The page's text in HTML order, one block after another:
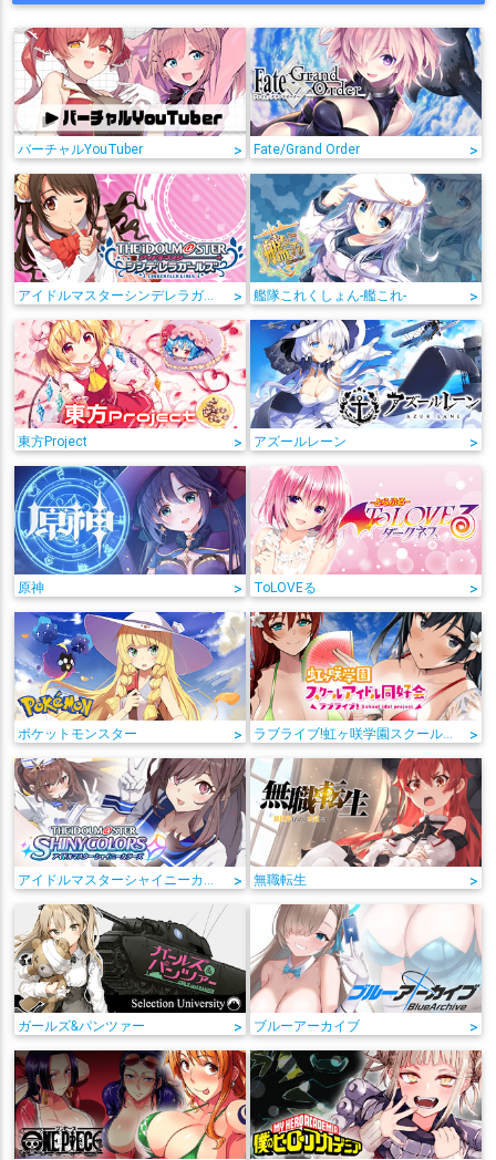
バーチャルYouTuber > Fate/Grand Order >
アイドルマスターシンデレラガールズ > 艦隊これくしょん-艦これ- >
東方Project > アズールレーン >
原神 > ToLOVEる >
ポケットモンスター > >
アイドルマスターシャイニーカラーズ > 無職転生 >
ガールズ&パンツァー > ブルーアーカイブ >